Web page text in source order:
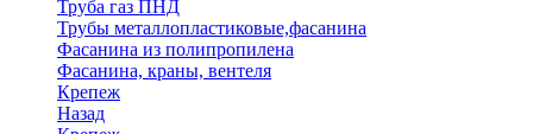
Труба газ ПНД
Трубы металлопластиковые,фасанина
Фасанина из полипропилена
Фасанина, краны, вентеля
Крепеж
Назад